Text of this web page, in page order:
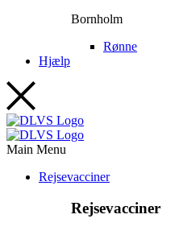
Bornholm
Rønne
Hjælp
Main Menu
Rejsevacciner
Rejsevacciner